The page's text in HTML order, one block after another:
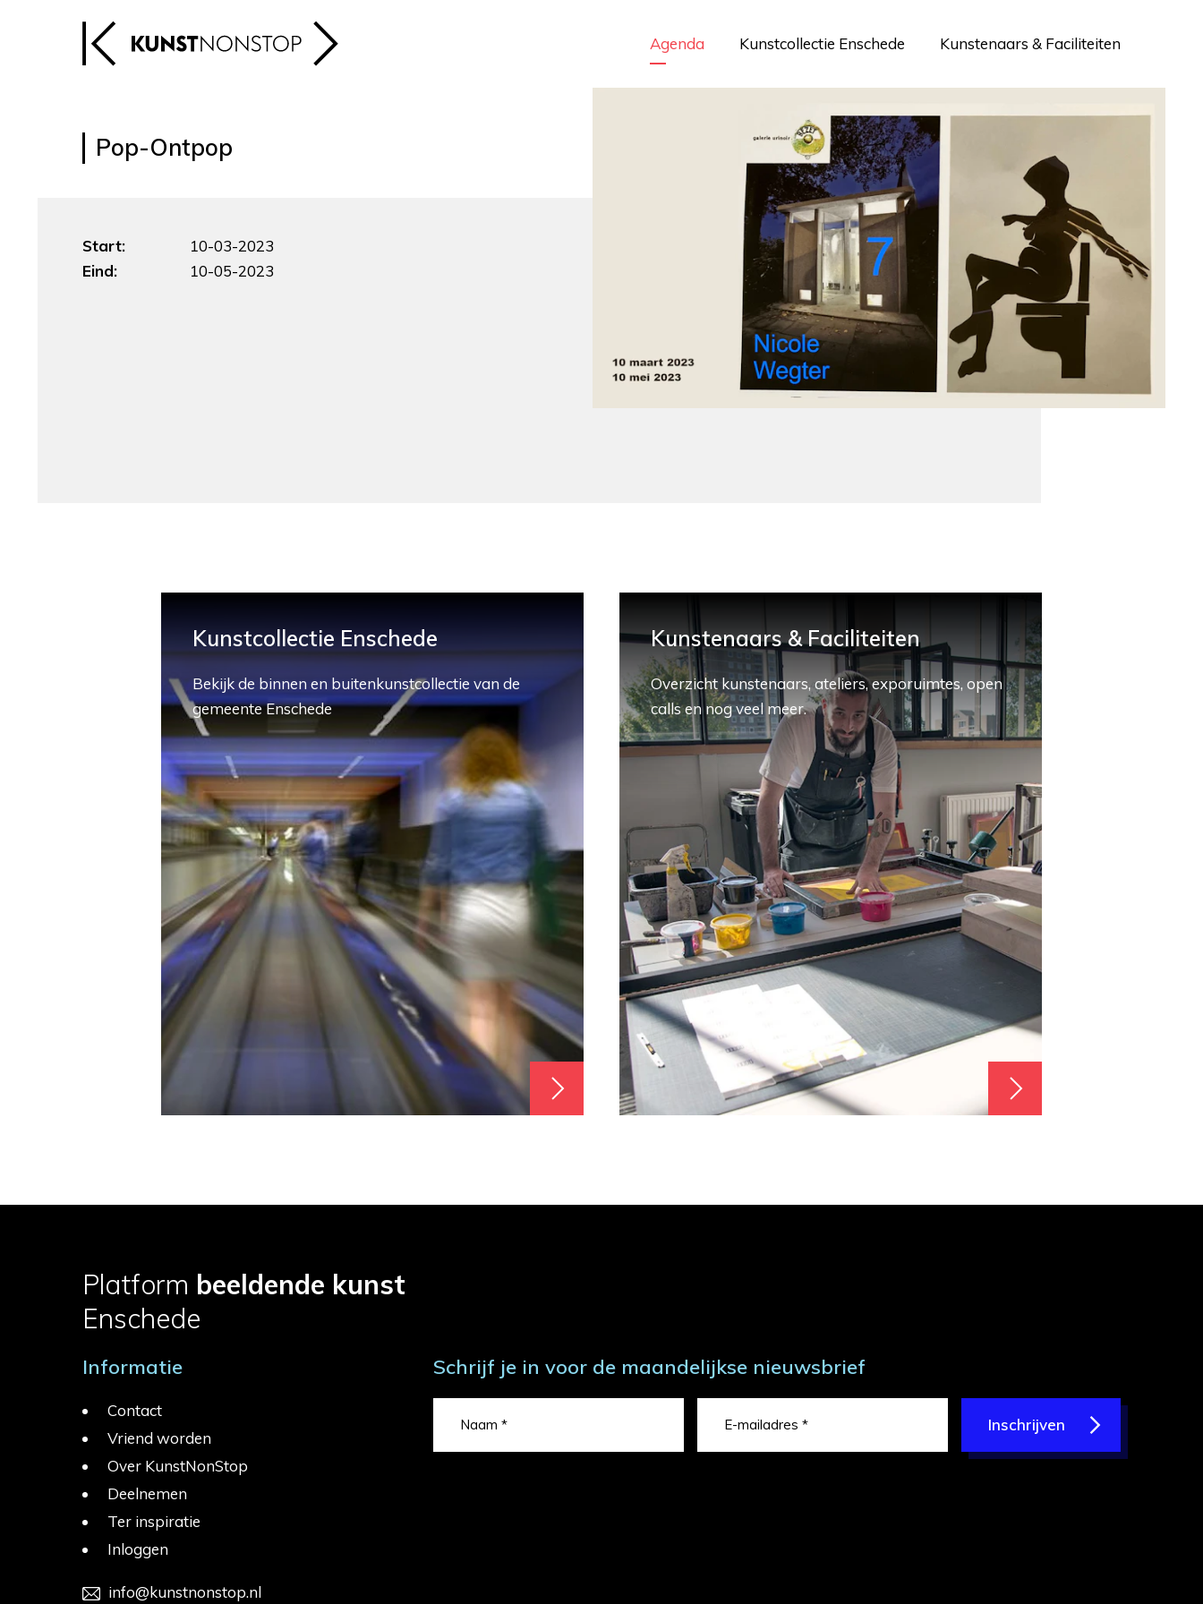
Agenda Kunstcollectie Enschede Kunstenaars & Faciliteiten
Pop-Ontpop
Start:
10-03-2023
Eind:
10-05-2023
Kunstcollectie Enschede
Bekijk de binnen en buitenkunstcollectie van de
gemeente Enschede
Kunstenaars & Faciliteiten
Overzicht kunstenaars, ateliers, exporuimtes, open
calls en nog veel meer.
Platform beeldende kunst
Enschede
Informatie
Contact
Vriend worden
Over KunstNonStop
Deelnemen
Ter inspiratie
Inloggen
info@kunstnonstop.nl
Schrijf je in voor de maandelijkse nieuwsbrief
Inschrijven